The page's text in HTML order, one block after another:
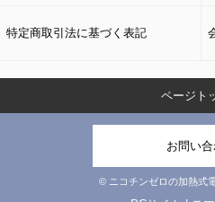
特定商取引法に基づく表記
ページト
お問い
© ニコチンゼロの加熱式